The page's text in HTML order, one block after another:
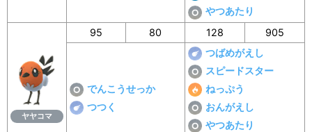
やつあたり
ヤヤコマ
95 80 128 905
でんこうせっか
つつく
つばめがえし
スピードスター
ねっぷう
おんがえし
やつあたり